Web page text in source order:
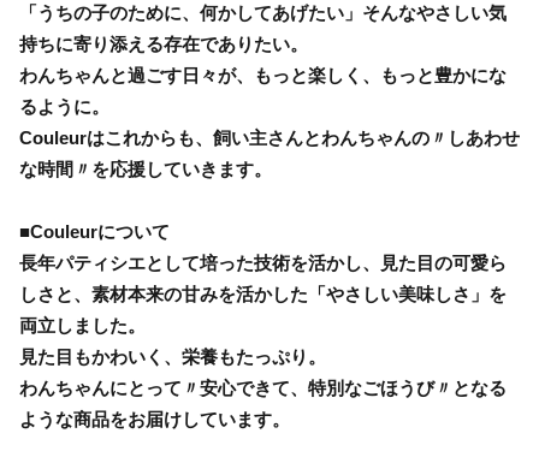
「うちの子のために、何かしてあげたい」そんなやさしい気
持ちに寄り添える存在でありたい。
わんちゃんと過ごす日々が、もっと楽しく、もっと豊かにな
るように。
Couleurはこれからも、飼い主さんとわんちゃんの〃しあわせ
な時間〃を応援していきます。
■Couleurについて
長年パティシエとして培った技術を活かし、見た目の可愛ら
しさと、素材本来の甘みを活かした「やさしい美味しさ」を
両立しました。
見た目もかわいく、栄養もたっぷり。
わんちゃんにとって〃安心できて、特別なごほうび〃となる
ような商品をお届けしています。